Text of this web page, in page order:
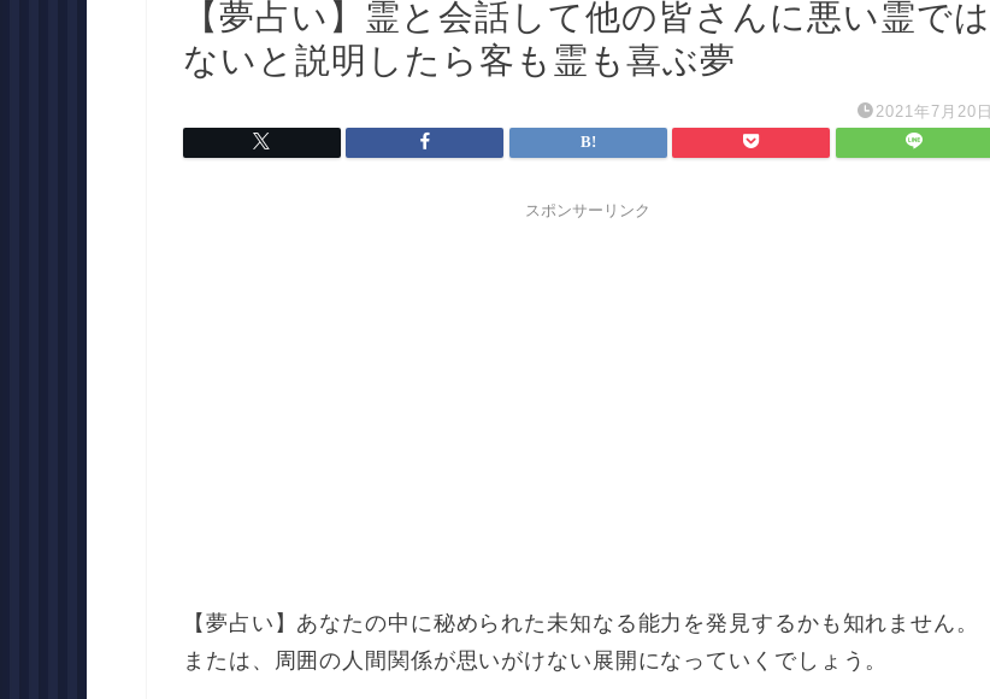
【夢占い】霊と会話して他の皆さんに悪い霊では
ないと説明したら客も霊も喜ぶ夢
2021年7月20日
スポンサーリンク
【夢占い】あなたの中に秘められた未知なる能力を発見するかも知れません。
または、周囲の人間関係が思いがけない展開になっていくでしょう。